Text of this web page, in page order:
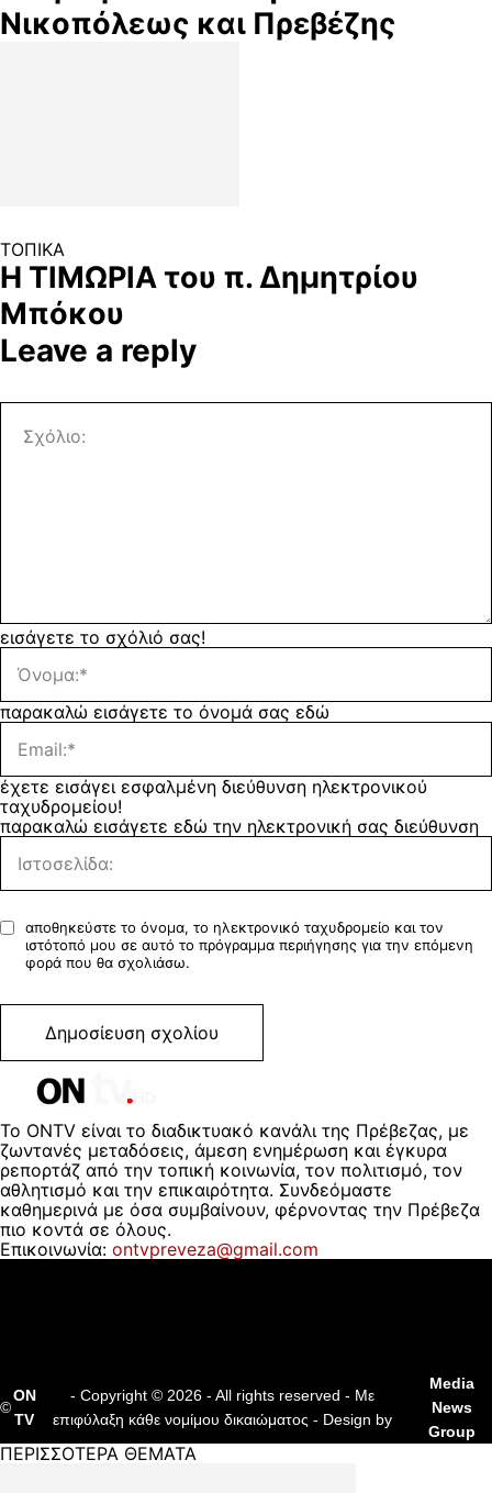
Νικοπόλεως και Πρεβέζης
ΤΟΠΙΚΑ
Η ΤΙΜΩΡΙΑ του π. Δημητρίου
Μπόκου
Leave a reply
εισάγετε το σχόλιό σας!
παρακαλώ εισάγετε το όνομά σας εδώ
έχετε εισάγει εσφαλμένη διεύθυνση ηλεκτρονικού
ταχυδρομείου!
παρακαλώ εισάγετε εδώ την ηλεκτρονική σας διεύθυνση
αποθηκεύστε το όνομα, το ηλεκτρονικό ταχυδρομείο και τον
ιστότοπό μου σε αυτό το πρόγραμμα περιήγησης για την επόμενη
φορά που θα σχολιάσω.
Το ONTV είναι το διαδικτυακό κανάλι της Πρέβεζας, με
ζωντανές μεταδόσεις, άμεση ενημέρωση και έγκυρα
ρεπορτάζ από την τοπική κοινωνία, τον πολιτισμό, τον
αθλητισμό και την επικαιρότητα. Συνδεόμαστε
καθημερινά με όσα συμβαίνουν, φέρνοντας την Πρέβεζα
πιο κοντά σε όλους.
Επικοινωνία: ontvpreveza@gmail.com
©
ON
TV
- Copyright © 2026 - All rights reserved - Με
επιφύλαξη κάθε νομίμου δικαιώματος - Design by
Media
News
Group
ΠΕΡΙΣΣΟΤΕΡΑ ΘΕΜΑΤΑ